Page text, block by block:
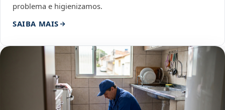
problema e higienizamos.
SAIBA MAIS